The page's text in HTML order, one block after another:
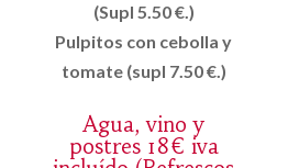
(Supl 5.50 €.)
Pulpitos con cebolla y
tomate (supl 7.50 €.)
Agua, vino y
postres 18€ iva